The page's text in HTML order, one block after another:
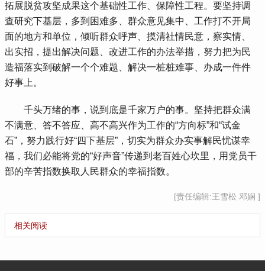
拓展脱贫攻坚成果这个基础性工作、保障性工程。要坚持调
查研究下基层，多到困难多、群众意见集中、工作打不开局
面的地方和单位，倾听群众呼声、摸清社情民意，察实情、
出实招，提出解决问题、改进工作的办法举措，努力把为民
造福落实到破解一个个难题、解决一桩桩难事、办成一件件
好事上。
千头万绪的事，说到底是千家万户的事。坚持把群众满
不满意、答不答应、高不高兴作为工作的“方向标”和“试金
石”，努力践行好“四下基层”，切实为群众办实事解民忧谋幸
福，我们必能将党的“好声音”传递到老百姓心坎里，用党员干
部的辛苦指数换取人民群众的幸福指数。
[责任编辑:王雪松 邓娴 ]
相关阅读